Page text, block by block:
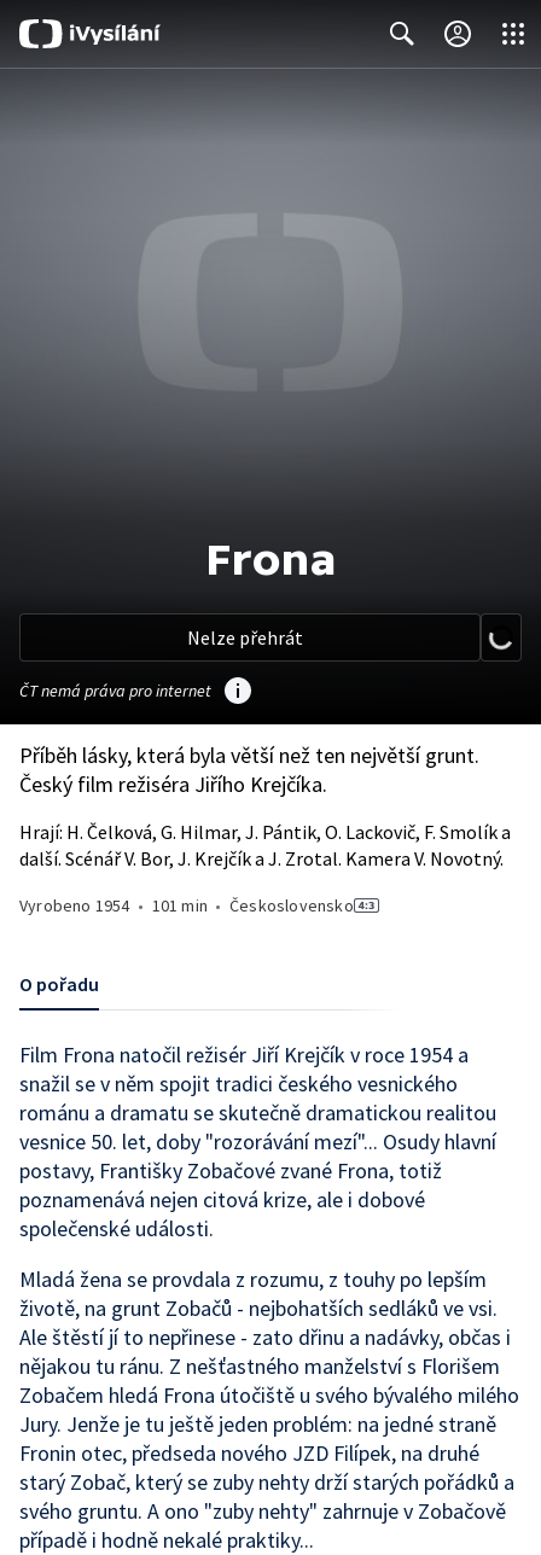
Frona
Nelze přehrát
ČT nemá práva pro internet
Příběh lásky, která byla větší než ten největší grunt.
Český film režiséra Jiřího Krejčíka.
Hrají: H. Čelková, G. Hilmar, J. Pántik, O. Lackovič, F. Smolík a
další. Scénář V. Bor, J. Krejčík a J. Zrotal. Kamera V. Novotný.
Vyrobeno 1954• 101 min •Československo
O pořadu
Film Frona natočil režisér Jiří Krejčík v roce 1954 a
snažil se v něm spojit tradici českého vesnického
románu a dramatu se skutečně dramatickou realitou
vesnice 50. let, doby "rozorávání mezí"... Osudy hlavní
postavy, Františky Zobačové zvané Frona, totiž
poznamenává nejen citová krize, ale i dobové
společenské události.
Mladá žena se provdala z rozumu, z touhy po lepším
životě, na grunt Zobačů - nejbohatších sedláků ve vsi.
Ale štěstí jí to nepřinese - zato dřinu a nadávky, občas i
nějakou tu ránu. Z nešťastného manželství s Florišem
Zobačem hledá Frona útočiště u svého bývalého milého
Jury. Jenže je tu ještě jeden problém: na jedné straně
Fronin otec, předseda nového JZD Filípek, na druhé
starý Zobač, který se zuby nehty drží starých pořádků a
svého gruntu. A ono "zuby nehty" zahrnuje v Zobačově
případě i hodně nekalé praktiky...